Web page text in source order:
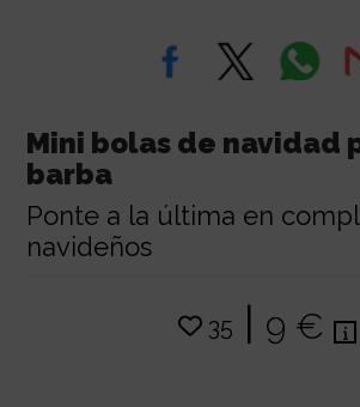
Mini bolas de navidad
barba
Ponte a la última en
navideños
35 | 9 €